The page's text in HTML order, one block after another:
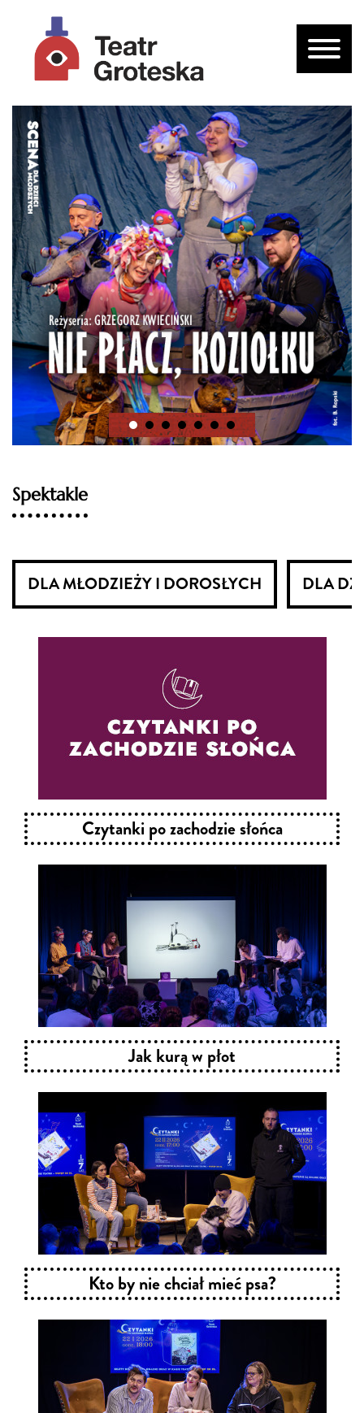
Spektakle
DLA MŁODZIEŻY I DOROSŁYCH DLA
Czytanki po zachodzie słońca
Jak kurą w płot
Kto by nie chciał mieć psa?